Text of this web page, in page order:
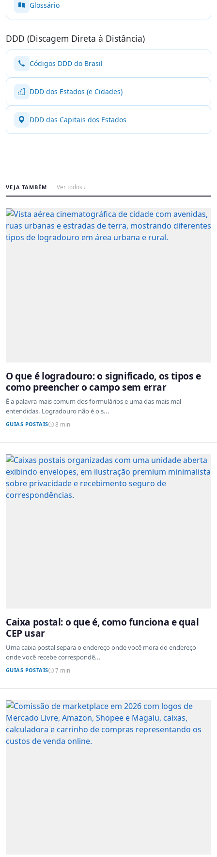
Glossário
DDD (Discagem Direta à Distância)
Códigos DDD do Brasil
DDD dos Estados (e Cidades)
DDD das Capitais dos Estados
VEJA TAMBÉM Ver todos ›
O que é logradouro: o significado, os tipos e
como preencher o campo sem errar
É a palavra mais comum dos formulários e uma das mais mal
entendidas. Logradouro não é o s...
GUIAS POSTAIS 8 min
Caixa postal: o que é, como funciona e qual
CEP usar
Uma caixa postal separa o endereço onde você mora do endereço
onde você recebe correspondê...
GUIAS POSTAIS 7 min